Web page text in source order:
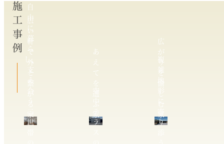
施工事例
広
い
軒
で
外
と
繋
が
る
あ
え
て
を
選
広
が
り
を
愉
し
自
由
に
暮
ら
し、
支
え
合
う
世
空
ラ
複
雑
地
形
り